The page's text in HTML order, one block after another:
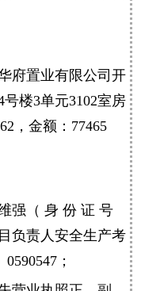
府置业有限公司开
楼3单元3102室房
，金额：77465
强（ 身 份 证 号
负责人安全生产考
；